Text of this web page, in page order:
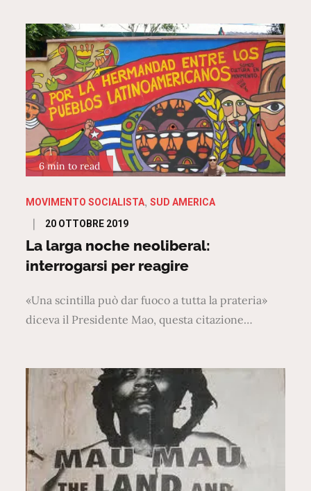
6 min to read
MOVIMENTO SOCIALISTA SUD AMERICA
Posted
on
20 OTTOBRE 2019
La larga noche neoliberal:
interrogarsi per reagire
«Una scintilla può dar fuoco a tutta la prateria»
diceva il Presidente Mao, questa citazione…